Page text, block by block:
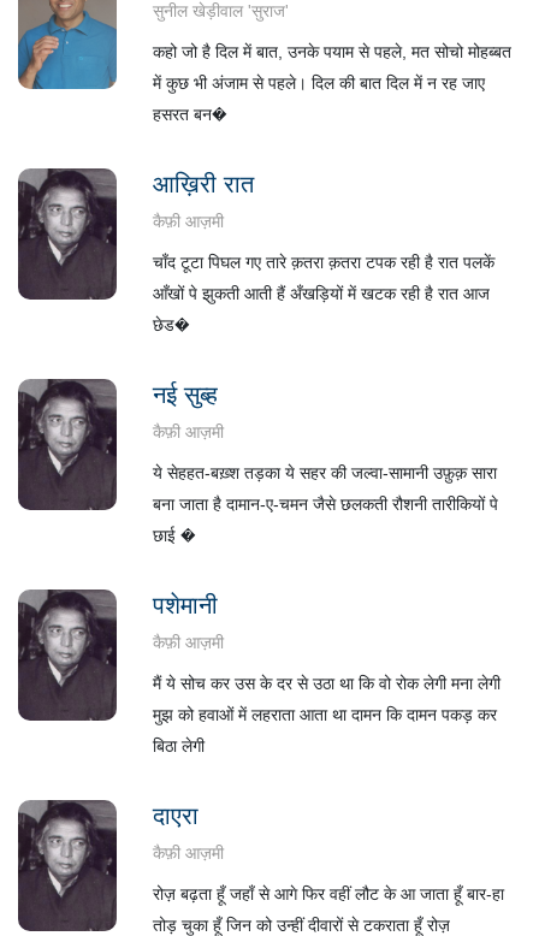
सुनील खेड़ीवाल 'सुराज'
कहो जो है दिल में बात, उनके पयाम से पहले, मत सोचो मोहब्बत
में कुछ भी अंजाम से पहले। दिल की बात दिल में न रह जाए
हसरत बन�
आख़िरी रात
कैफ़ी आज़मी
चाँद टूटा पिघल गए तारे क़तरा क़तरा टपक रही है रात पलकें
आँखों पे झुकती आती हैं अँखड़ियों में खटक रही है रात आज
छेड�
नई सुब्ह
कैफ़ी आज़मी
ये सेहहत-बख़्श तड़का ये सहर की जल्वा-सामानी उफ़ुक़ सारा
बना जाता है दामान-ए-चमन जैसे छलकती रौशनी तारीकियों पे
छाई �
पशेमानी
कैफ़ी आज़मी
मैं ये सोच कर उस के दर से उठा था कि वो रोक लेगी मना लेगी
मुझ को हवाओं में लहराता आता था दामन कि दामन पकड़ कर
बिठा लेगी
दाएरा
कैफ़ी आज़मी
रोज़ बढ़ता हूँ जहाँ से आगे फिर वहीं लौट के आ जाता हूँ बार-हा
तोड़ चुका हूँ जिन को उन्हीं दीवारों से टकराता हूँ रोज़